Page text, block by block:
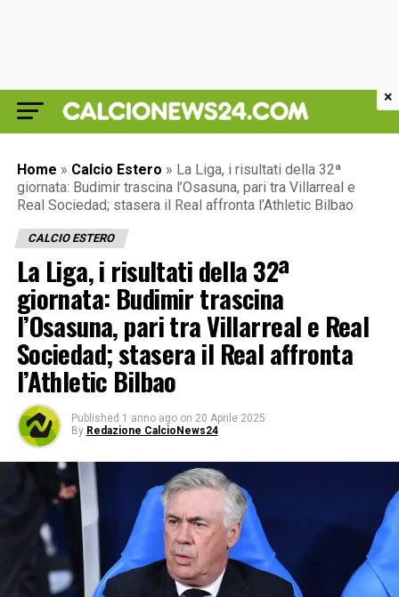
Home » Calcio Estero » La Liga, i risultati della 32ª
giornata: Budimir trascina l’Osasuna, pari tra Villarreal e
Real Sociedad; stasera il Real affronta l’Athletic Bilbao
CALCIO ESTERO
La Liga, i risultati della 32ª
giornata: Budimir trascina
l’Osasuna, pari tra Villarreal e Real
Sociedad; stasera il Real affronta
l’Athletic Bilbao
Published 1 anno ago on 20 Aprile 2025
By Redazione CalcioNews24
×